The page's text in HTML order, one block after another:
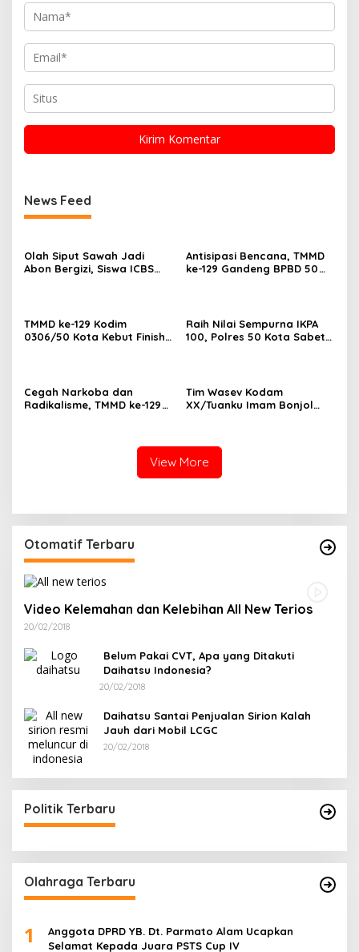
News Feed
Olah Siput Sawah Jadi
Abon Bergizi, Siswa ICBS
Antisipasi Bencana, TMMD
ke-129 Gandeng BPBD 50
TMMD ke-129 Kodim
0306/50 Kota Kebut Finish:
Raih Nilai Sempurna IKPA
100, Polres 50 Kota Sabet
Cegah Narkoba dan
Radikalisme, TMMD ke-129
Tim Wasev Kodam
XX/Tuanku Imam Bonjol
View More
Otomatif Terbaru
Video Kelemahan dan Kelebihan All New Terios
20/02/2018
Belum Pakai CVT, Apa yang Ditakuti
Daihatsu Indonesia?
20/02/2018
Daihatsu Santai Penjualan Sirion Kalah
Jauh dari Mobil LCGC
20/02/2018
Politik Terbaru
Olahraga Terbaru
1
Anggota DPRD YB. Dt. Parmato Alam Ucapkan
Selamat Kepada Juara PSTS Cup IV